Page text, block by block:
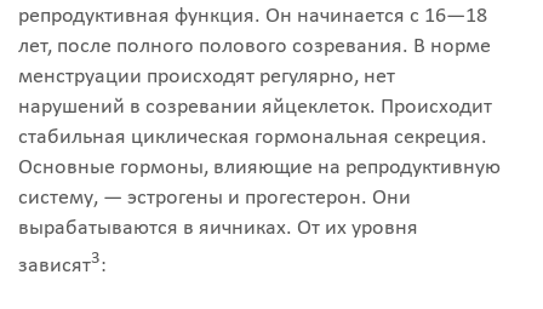
репродуктивная функция. Он начинается с 16—18
лет, после полного полового созревания. В норме
менструации происходят регулярно, нет
нарушений в созревании яйцеклеток. Происходит
стабильная циклическая гормональная секреция.
Основные гормоны, влияющие на репродуктивную
систему, — эстрогены и прогестерон. Они
вырабатываются в яичниках. От их уровня
зависят3: